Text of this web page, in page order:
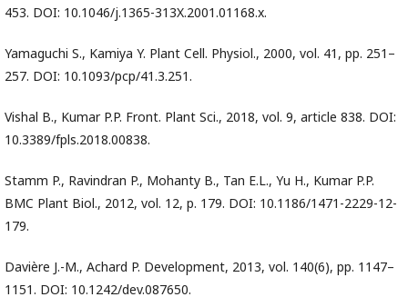
453. DOI: 10.1046/j.1365-313X.2001.01168.x.
Yamaguchi S., Kamiya Y. Plant Cell. Physiol., 2000, vol. 41, pp. 251–
257. DOI: 10.1093/pcp/41.3.251.
Vishal B., Kumar P.P. Front. Plant Sci., 2018, vol. 9, article 838. DOI:
10.3389/fpls.2018.00838.
Stamm P., Ravindran P., Mohanty B., Tan E.L., Yu H., Kumar P.P.
BMC Plant Biol., 2012, vol. 12, p. 179. DOI: 10.1186/1471-2229-12-
179.
Davière J.-M., Achard P. Development, 2013, vol. 140(6), pp. 1147–
1151. DOI: 10.1242/dev.087650.